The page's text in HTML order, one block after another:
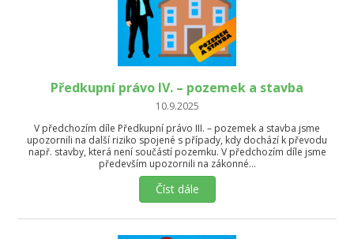
Předkupní právo IV. – pozemek a stavba
10.9.2025
V předchozím díle Předkupní právo III. – pozemek a stavba jsme
upozornili na další riziko spojené s případy, kdy dochází k převodu
např. stavby, která není součástí pozemku. V předchozím díle jsme
především upozornili na zákonné…
Číst dále